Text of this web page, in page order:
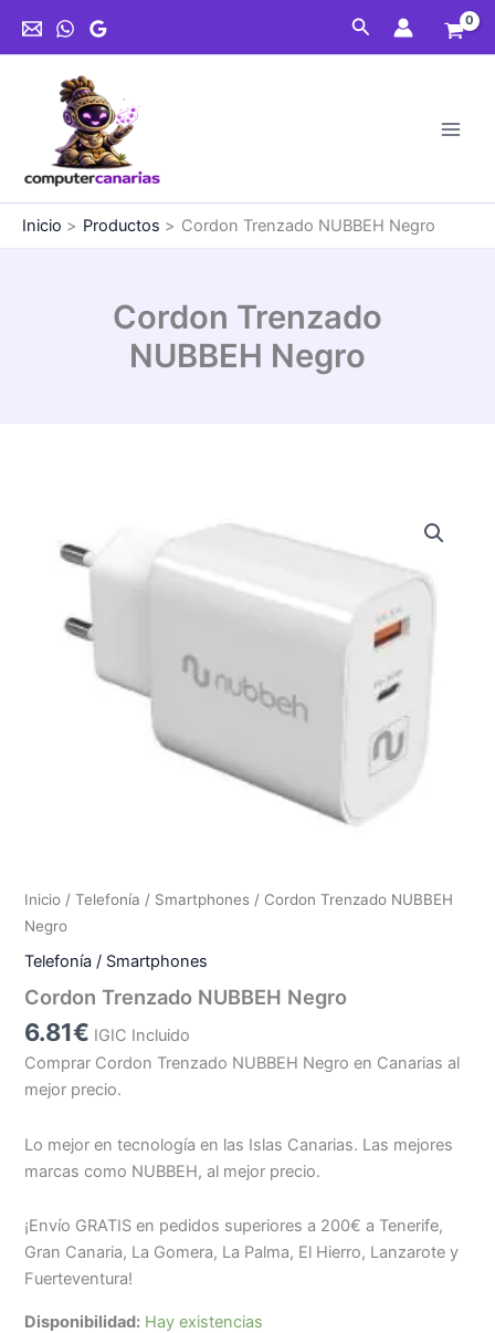
Buscar
Inicio Productos Cordon Trenzado NUBBEH Negro
Cordon Trenzado
NUBBEH Negro
Inicio /Telefonía / Smartphones / Cordon Trenzado NUBBEH
Negro
Telefonía / Smartphones
Cordon Trenzado NUBBEH Negro
6.81€ IGIC Incluido
Comprar Cordon Trenzado NUBBEH Negro en Canarias al
mejor precio.
Lo mejor en tecnología en las Islas Canarias. Las mejores
marcas como NUBBEH, al mejor precio.
¡Envío GRATIS en pedidos superiores a 200€ a Tenerife,
Gran Canaria, La Gomera, La Palma, El Hierro, Lanzarote y
Fuerteventura!
Disponibilidad: Hay existencias
Negro
cantidad